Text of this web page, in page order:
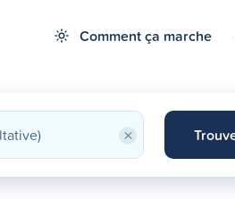
Comment ça marche
×